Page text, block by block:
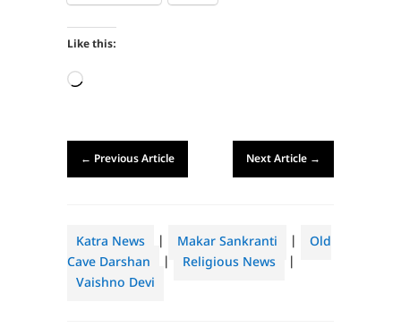
Like this:
Loading…
← Previous Article Next Article →
Katra News Makar Sankranti
Old
Cave Darshan
Religious News
Vaishno Devi